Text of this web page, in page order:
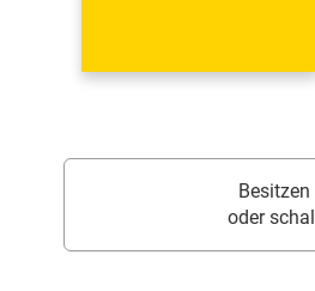
oder